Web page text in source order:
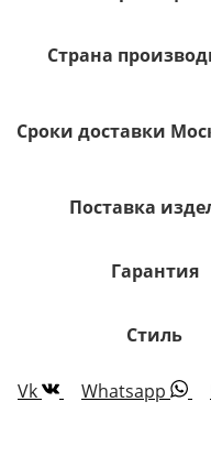
Страна
Сроки доставки
Поставка
Гарантия
Стиль
Vk Whatsapp